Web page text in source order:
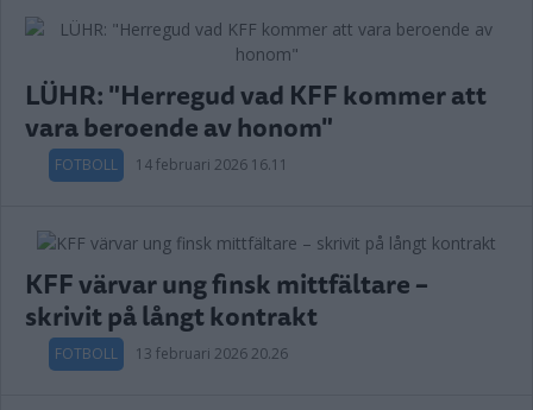
LÜHR: "Herregud vad KFF kommer att
vara beroende av honom"
FOTBOLL 14 februari 2026 16.11
KFF värvar ung finsk mittfältare –
skrivit på långt kontrakt
FOTBOLL 13 februari 2026 20.26